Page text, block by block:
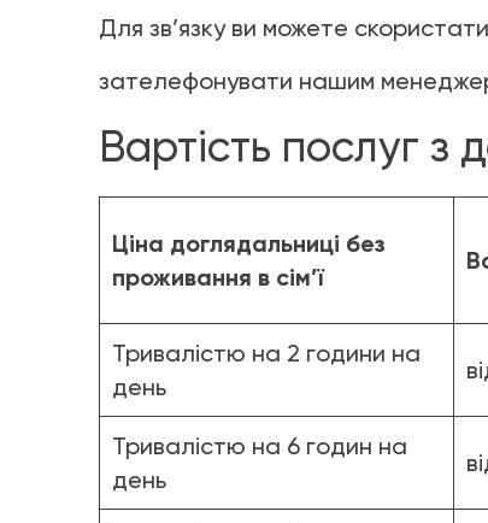
Для зв’язку ви можете
зателефонувати нашим
Вартість послуг з
Ціна доглядальниці без
проживання в сім’ї
Тривалістю на 2 години на
день
Тривалістю на 6 годин на
день